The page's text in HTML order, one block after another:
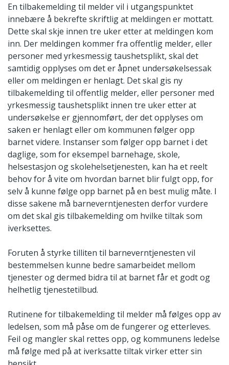
En tilbakemelding til melder vil i utgangspunktet
innebære å bekrefte skriftlig at meldingen er mottatt.
Dette skal skje innen tre uker etter at meldingen kom
inn. Der meldingen kommer fra offentlig melder, eller
personer med yrkesmessig taushetsplikt, skal det
samtidig opplyses om det er åpnet undersøkelsessak
eller om meldingen er henlagt. Det skal gis ny
tilbakemelding til offentlig melder, eller personer med
yrkesmessig taushetsplikt innen tre uker etter at
undersøkelse er gjennomført, der det opplyses om
saken er henlagt eller om kommunen følger opp
barnet videre. Instanser som følger opp barnet i det
daglige, som for eksempel barnehage, skole,
helsestasjon og skolehelsetjenesten, kan ha et reelt
behov for å vite om hvordan barnet blir fulgt opp, for
selv å kunne følge opp barnet på en best mulig måte. I
disse sakene må barneverntjenesten derfor vurdere
om det skal gis tilbakemelding om hvilke tiltak som
iverksettes.
Foruten å styrke tilliten til barneverntjenesten vil
bestemmelsen kunne bedre samarbeidet mellom
tjenester og dermed bidra til at barnet får et godt og
helhetlig tjenestetilbud.
Rutinene for tilbakemelding til melder må følges opp av
ledelsen, som må påse om de fungerer og etterleves.
Feil og mangler skal rettes opp, og kommunens ledelse
må følge med på at iverksatte tiltak virker etter sin